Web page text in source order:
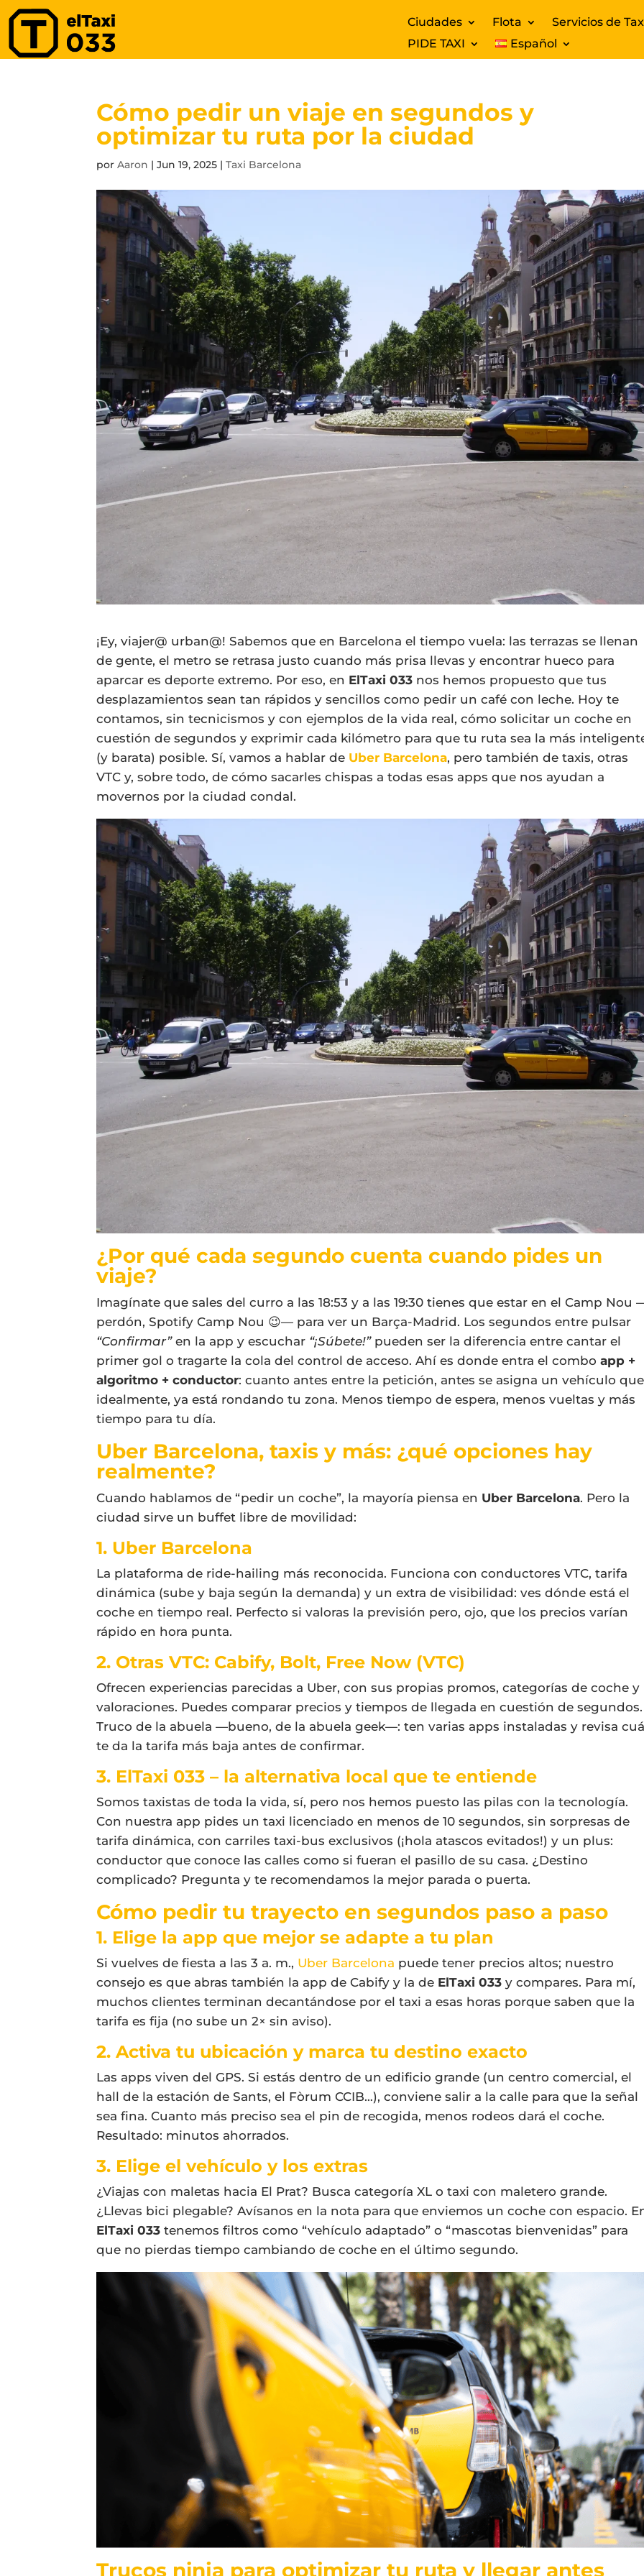
Ciudades Flota
Servicios de
PIDE TAXI
Español
Cómo pedir un viaje en segundos y
optimizar tu ruta por la ciudad
porAaron |Jun 19, 2025 |Taxi Barcelona
¡Ey, viajer@ urban@! Sabemos que en Barcelona el tiempo vuela: las terrazas se llenan
de gente, el metro se retrasa justo cuando más prisa llevas y encontrar hueco para
aparcar es deporte extremo. Por eso, en ElTaxi 033 nos hemos propuesto que tus
desplazamientos sean tan rápidos y sencillos como pedir un café con leche. Hoy te
contamos, sin tecnicismos y con ejemplos de la vida real, cómo solicitar un coche en
cuestión de segundos y exprimir cada kilómetro para que tu ruta sea la más
(y barata) posible. Sí, vamos a hablar de Uber Barcelona, pero también de taxis, otras
VTC y, sobre todo, de cómo sacarles chispas a todas esas apps que nos ayudan a
movernos por la ciudad condal.
¿Por qué cada segundo cuenta cuando pides un
viaje?
Imagínate que sales del curro a las 18:53 y a las 19:30 tienes que estar en el Camp Nou
perdón, Spotify Camp Nou 😉— para ver un Barça-Madrid. Los segundos entre pulsar
“Confirmar”en la app y escuchar “¡Súbete!”pueden ser la diferencia entre cantar el
primer gol o tragarte la cola del control de acceso. Ahí es donde entra el comboapp +
algoritmo + conductor: cuanto antes entre la petición, antes se asigna un vehículo
idealmente, ya está rondando tu zona. Menos tiempo de espera, menos vueltas y más
tiempo para tu día.
Uber Barcelona, taxis y más: ¿qué opciones hay
realmente?
Cuando hablamos de “pedir un coche”, la mayoría piensa en Uber Barcelona. Pero la
ciudad sirve un buffet libre de movilidad:
1. Uber Barcelona
La plataforma de ride-hailing más reconocida. Funciona con conductores VTC, tarifa
dinámica (sube y baja según la demanda) y un extra de visibilidad: ves dónde está el
coche en tiempo real. Perfecto si valoras la previsión pero, ojo, que los precios varían
rápido en hora punta.
2. Otras VTC: Cabify, Bolt, Free Now (VTC)
Ofrecen experiencias parecidas a Uber, con sus propias promos, categorías de coche y
valoraciones. Puedes comparar precios y tiempos de llegada en cuestión de segundos.
Truco de la abuela —bueno, de la abuela geek—: ten varias apps instaladas y revisa
te da la tarifa más baja antes de confirmar.
3. ElTaxi 033 – la alternativa local que te entiende
Somos taxistas de toda la vida, sí, pero nos hemos puesto las pilas con la tecnología.
Con nuestra app pides un taxi licenciado en menos de 10 segundos, sin sorpresas de
tarifa dinámica, con carriles taxi-bus exclusivos (¡hola atascos evitados!) y un plus:
conductor que conoce las calles como si fueran el pasillo de su casa. ¿Destino
complicado? Pregunta y te recomendamos la mejor parada o puerta.
Cómo pedir tu trayecto en segundos paso a paso
1. Elige la app que mejor se adapte a tu plan
Si vuelves de fiesta a las 3 a. m., Uber Barcelona puede tener precios altos; nuestro
consejo es que abras también la app de Cabify y la de ElTaxi 033 y compares. Para mí,
muchos clientes terminan decantándose por el taxi a esas horas porque saben que la
tarifa es fija (no sube un 2× sin aviso).
2. Activa tu ubicación y marca tu destino exacto
Las apps viven del GPS. Si estás dentro de un edificio grande (un centro comercial, el
hall de la estación de Sants, el Fòrum CCIB…), conviene salir a la calle para que la señal
sea fina. Cuanto más preciso sea el pin de recogida, menos rodeos dará el coche.
Resultado: minutos ahorrados.
3. Elige el vehículo y los extras
¿Viajas con maletas hacia El Prat? Busca categoría XL o taxi con maletero grande.
¿Llevas bici plegable? Avísanos en la nota para que enviemos un coche con espacio.
ElTaxi 033 tenemos filtros como “vehículo adaptado” o “mascotas bienvenidas” para
que no pierdas tiempo cambiando de coche en el último segundo.
Trucos ninja para optimizar tu ruta y llegar antes